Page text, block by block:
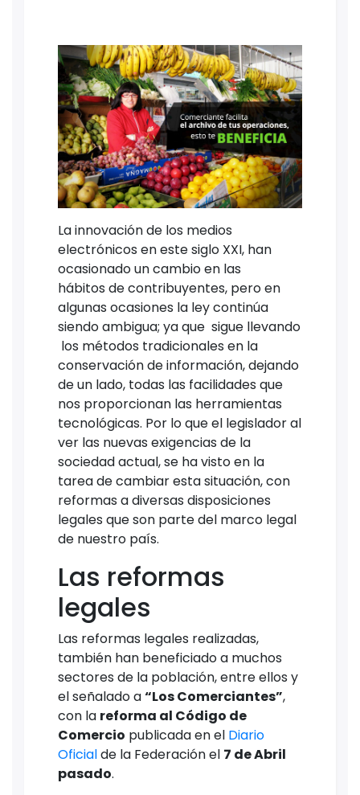
La innovación de los medios
electrónicos en este siglo XXI, han
ocasionado un cambio en las
hábitos de contribuyentes, pero en
algunas ocasiones la ley continúa
siendo ambigua; ya que sigue llevando
los métodos tradicionales en la
conservación de información, dejando
de un lado, todas las facilidades que
nos proporcionan las herramientas
tecnológicas. Por lo que el legislador al
ver las nuevas exigencias de la
sociedad actual, se ha visto en la
tarea de cambiar esta situación, con
reformas a diversas disposiciones
legales que son parte del marco legal
de nuestro país.
Las reformas
legales
Las reformas legales realizadas,
también han beneficiado a muchos
sectores de la población, entre ellos y
el señalado a“Los Comerciantes”,
con la reforma al Código de
Comercio publicada en el Diario
Oficialde la Federación el 7 de Abril
pasado.